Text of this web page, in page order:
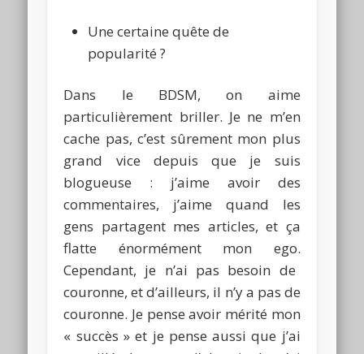
Une certaine quête de
popularité ?
Dans le BDSM, on aime
particulièrement briller. Je ne m’en
cache pas, c’est sûrement mon plus
grand vice depuis que je suis
blogueuse : j’aime avoir des
commentaires, j’aime quand les
gens partagent mes articles, et ça
flatte énormément mon ego.
Cependant, je n’ai pas besoin de
couronne, et d’ailleurs, il n’y a pas de
couronne. Je pense avoir mérité mon
« succès » et je pense aussi que j’ai